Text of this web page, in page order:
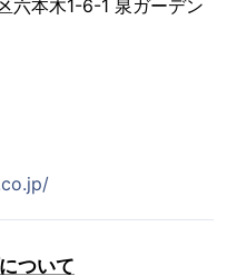
1-6-1 泉ガーデン
ついて